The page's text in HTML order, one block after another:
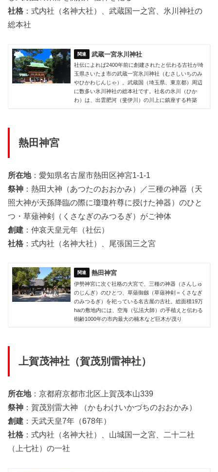
社格 ：式内社（名神大社）、武蔵国一之宮、氷川神社の
総本社
武蔵一宮氷川神社
社伝によれば2400年前に創建されたと伝わる古社が埼
玉県さいたま市の武蔵一宮氷川神社（むさしいちのみ
やひかわじんじゃ）。武蔵国（埼玉県、東京都）周辺
に数多い氷川神社の総本社です。社名の氷川（ひか
わ）は、出雲肥河（斐伊川）の川上に鎮座する杵築
熱田神宮
所在地：愛知県名古屋市熱田区神宮1-1-1
祭神 ：熱田大神（あつたのおおかみ）／三種の神器（天
照大神が天孫降臨の際に瓊瓊杵尊に授けた神器）のひと
つ・草薙神剣（くさなぎのみつるぎ）がご神体
創建 ：仲哀天皇元年（社伝）
社格 ：式内社（名神大社）、尾張国三之宮
熱田神宮
伊勢神宮に次ぐ社格の大宮で、三種の神器（さんしゅ
のじんぎ）のひとつ、草薙御劔（草薙神剣＝くさなぎ
のみつるぎ）を祀っている名古屋の古社。総面積19万
haの敷地内には、空海（弘法大師）の手植えと伝わる
樹齢1000年の市内最大の楠木など巨木が茂り
上賀茂神社（賀茂別雷神社）
所在地：京都府京都市北区上賀茂本山339
祭神 ：賀茂別雷大神 （かもわけいかづちのおおかみ）
創建 ：天武天皇7年（678年）
社格 ：式内社（名神大社）、山城国一之宮、二十二社
（上七社）の一社